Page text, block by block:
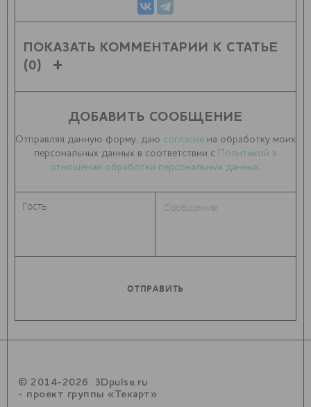
ПОКАЗАТЬ КОММЕНТАРИИ К СТАТЬЕ
(0)
ДОБАВИТЬ СООБЩЕНИЕ
Отправляя данную форму, даю согласие на обработку моих
персональных данных в соответствии с
Политикой в
отношении обработки персональных данных.
© 2014-2026. 3Dpulse.ru
- проект группы «Текарт»